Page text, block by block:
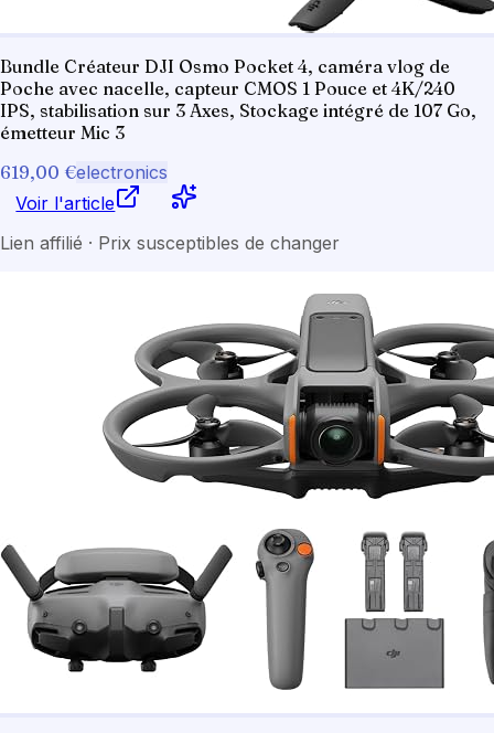
Bundle Créateur DJI Osmo Pocket 4, caméra vlog de
Poche avec nacelle, capteur CMOS 1 Pouce et 4K/240
IPS, stabilisation sur 3 Axes, Stockage intégré de 107 Go,
émetteur Mic 3
619,00 €electronics
Voir l'article
Lien affilié · Prix susceptibles de changer